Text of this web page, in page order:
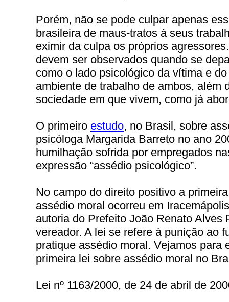
Porém, não se pode culpar apenas
brasileira de maus-tratos à seus
eximir da culpa os próprios
devem ser observados quando se
como o lado psicológico da vítima e
ambiente de trabalho de ambos, além
sociedade em que vivem, como já
O primeiro estudo, no Brasil, sobre
psicóloga Margarida Barreto no ano
humilhação sofrida por empregados
expressão “assédio psicológico”.
No campo do direito positivo a
assédio moral ocorreu em
autoria do Prefeito João Renato Alves
vereador. A lei se refere à punição ao
pratique assédio moral. Vejamos para
primeira lei sobre assédio moral no
Lei nº 1163/2000, de 24 de abril de